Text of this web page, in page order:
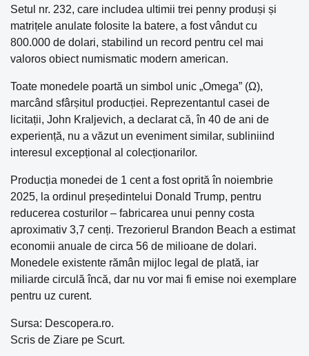
Setul nr. 232, care includea ultimii trei penny produși și
matrițele anulate folosite la batere, a fost vândut cu
800.000 de dolari, stabilind un record pentru cel mai
valoros obiect numismatic modern american.
Toate monedele poartă un simbol unic „Omega” (Ω),
marcând sfârșitul producției. Reprezentantul casei de
licitații, John Kraljevich, a declarat că, în 40 de ani de
experiență, nu a văzut un eveniment similar, subliniind
interesul excepțional al colecționarilor.
Producția monedei de 1 cent a fost oprită în noiembrie
2025, la ordinul președintelui Donald Trump, pentru
reducerea costurilor – fabricarea unui penny costa
aproximativ 3,7 cenți. Trezorierul Brandon Beach a estimat
economii anuale de circa 56 de milioane de dolari.
Monedele existente rămân mijloc legal de plată, iar
miliarde circulă încă, dar nu vor mai fi emise noi exemplare
pentru uz curent.
Sursa: Descopera.ro.
Scris de Ziare pe Scurt.